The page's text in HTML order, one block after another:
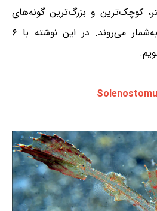
۱۷ سانتی‌متر، کوچک‌ترین و بزرگ‌ترین گونه‌های
خانواده‌ی لوله‌ماهیان شبح به‌شمار می‌روند. در این نوشته با ۶